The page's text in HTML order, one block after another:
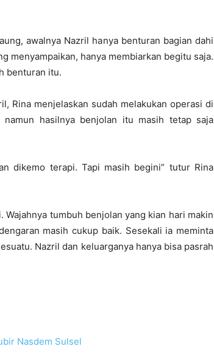
awalnya Nazril hanya benturan bagian dahi
menyampaikan, hanya membiarkan begitu saja.
benturan itu.
Rina menjelaskan sudah melakukan operasi di
hasilnya benjolan itu masih tetap saja
dikemo terapi. Tapi masih begini” tutur Rina
tumbuh benjolan yang kian hari makin
masih cukup baik. Sesekali ia meminta
Nazril dan keluarganya hanya bisa pasrah
Nasdem Sulsel